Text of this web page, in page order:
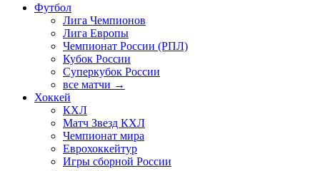
Футбол
Лига Чемпионов
Лига Европы
Чемпионат России (РПЛ)
Кубок России
Суперкубок России
все матчи →
Хоккей
КХЛ
Матч Звезд КХЛ
Чемпионат мира
Еврохоккейтур
Игры сборной России